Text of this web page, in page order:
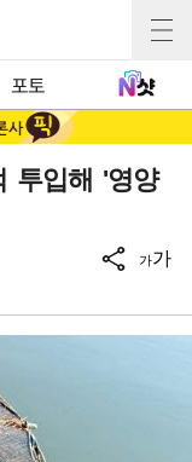
포토
투입해 '영양
가가